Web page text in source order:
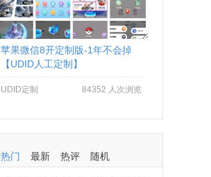
苹果微信8开定制版-1年不会掉
【UDID人工定制】
UDID定制 84352 人次浏览
热门 最新 热评 随机